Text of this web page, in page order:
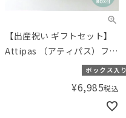
【出産祝い ギフトセット】
Attipas （アティパス）ファ
ーストシューズ（11.5cm）
ワイト【ギフトボックス入
り】／Amingオリジナルセ
ボックス入り
¥6,985税込